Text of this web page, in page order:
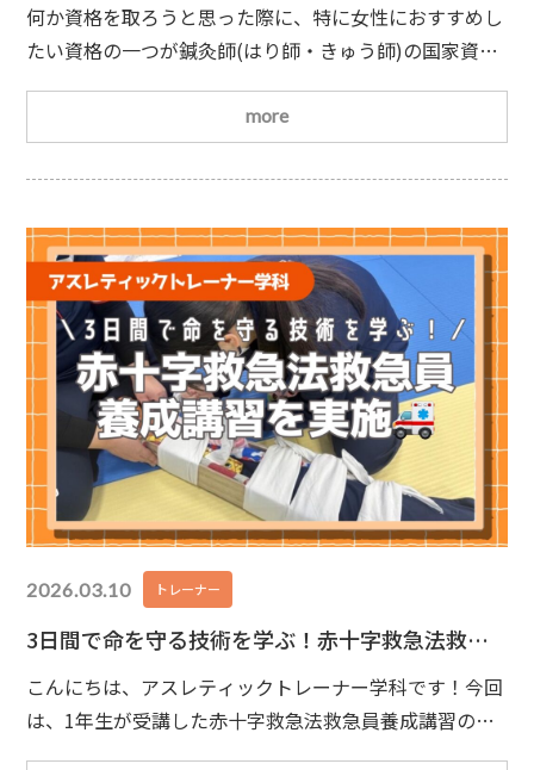
何か資格を取ろうと思った際に、特に女性におすすめし
たい資格の一つが鍼灸師(はり師・きゅう師)の国家資格
です。「鍼灸師＝男性」というイメージをお持ちの方も
いらっしゃるかもしれませんが、近年では女性鍼灸師も
増えてきています。今回は女性に鍼灸師の資格をおすす
めしたい理由を詳しくお話ししましょう。女性の鍼灸師
持っており、鍼や灸を使って施術を行います。鍼や灸
more
2026.03.10 トレーナー
3日間で命を守る技術を学ぶ！赤十字救急法救急
員養成講習を実施
こんにちは、アスレティックトレーナー学科です！今回
は、1年生が受講した赤十字救急法救急員養成講習の様
子をお届けします！
3日間の講習で資格取得を目指す